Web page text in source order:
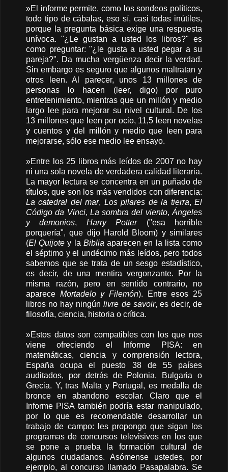
»El informe permite, como los sondeos políticos,
todo tipo de cábalas, eso sí, casi todas inútiles,
porque la pregunta básica exige una respuesta
unívoca. "¿Le gustan a usted los libros?" es
como preguntar: "¿le gusta a usted pegar a su
pareja?". Da mucha vergüenza decir la verdad.
Sin embargo es seguro que algunos maltratan y
otros leen. Al parecer, unos 13 millones de
personas lo hacen (leer, digo) por puro
entretenimiento, mientras que un millón y medio
largo lee para mejorar su nivel cultural. De los
13 millones que leen por ocio, 11,5 leen novelas
y cuentos y del millón y medio que leen para
mejorarse, sólo ese medio lee ensayo.
»Entre los 25 libros más leídos de 2007 no hay
ni una sola novela de verdadera calidad literaria.
La mayor lectura se concentra en un puñado de
títulos, que son los más vendidos con diferencia:
La catedral del mar, Los pilares de la tierra,El
Código da Vinci, La sombra del viento,Ángeles
y demonios, Harry Potter("esa horrible
porquería", que dijo Harold Bloom) y similares
(El Quijotey la Biblia aparecen en la lista como
el séptimo y el undécimo más leídos, pero todos
sabemos que se trata de un sesgo estadístico,
es decir, de una mentira vergonzante. Por la
misma razón, pero en sentido contrario, no
aparece Mortadelo y Filemón). Entre esos 25
libros no hay ningúnlivre de savoir, es decir, de
filosofía, ciencia, historia o crítica.
»Estos datos son compatibles con los que nos
viene ofreciendo el Informe PISA: en
matemáticas, ciencia y comprensión lectora,
España ocupa el puesto 38 de 55 países
auditados, por detrás de Polonia, Bulgaria o
Grecia. Y, tras Malta y Portugal, es medalla de
bronce en abandono escolar. Claro que el
Informe PISA también podría estar manipulado,
por lo que es recomendable desarrollar un
trabajo de campo: les propongo que sigan los
programas de concursos televisivos en los que
se pone a prueba la formación cultural de
algunos ciudadanos. Asómense ustedes, por
ejemplo, al concurso llamado Pasapalabra. Se